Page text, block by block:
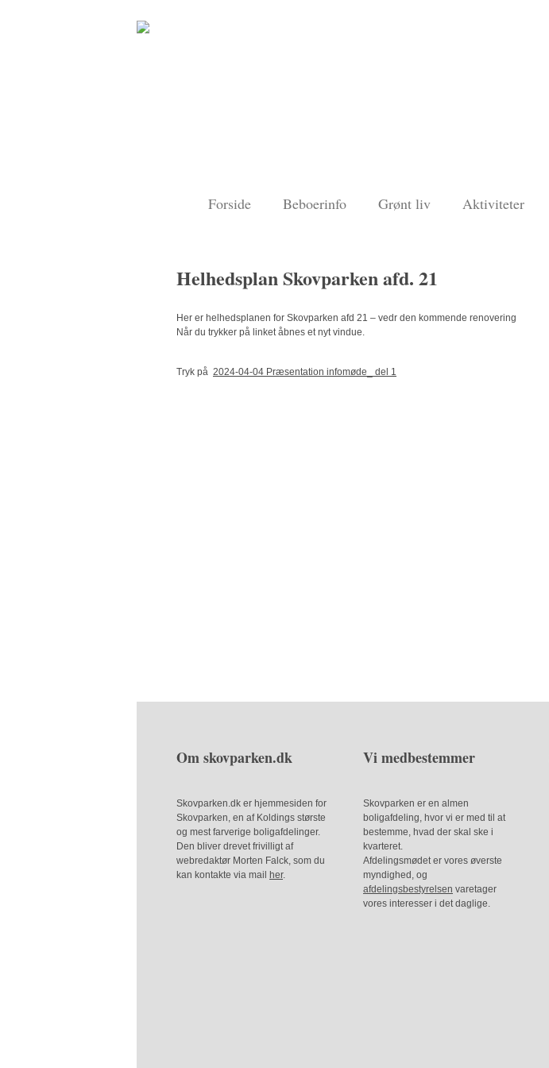
Forside Beboerinfo Grønt liv Aktiviteter
Helhedsplan Skovparken afd. 21
Her er helhedsplanen for Skovparken afd 21 – vedr den kommende renovering
Når du trykker på linket åbnes et nyt vindue.
Tryk på 2024-04-04 Præsentation infomøde_ del 1
Om skovparken.dk
Skovparken.dk er hjemmesiden for
Skovparken, en af Koldings største
og mest farverige boligafdelinger.
Den bliver drevet frivilligt af
webredaktør Morten Falck, som du
kan kontakte via mail
her.
Vi medbestemmer
Skovparken er en almen
boligafdeling, hvor vi er med til at
bestemme, hvad der skal ske i
kvarteret.
Afdelingsmødet er vores øverste
myndighed, og
afdelingsbestyrelsen varetager
vores interesser i det daglige.